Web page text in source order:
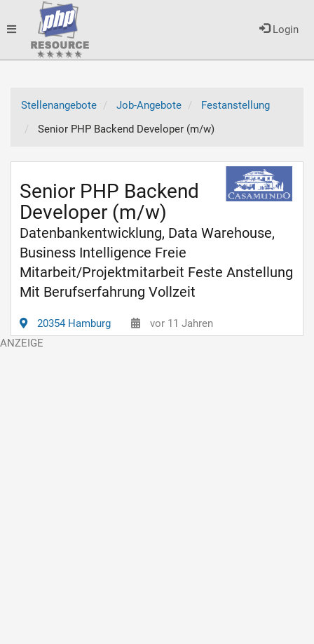
Login
Toggle
Stellenangebote
Job-Angebote
Festanstellung
Senior PHP Backend Developer (m/w)
Senior PHP Backend
Developer (m/w)
Datenbankentwicklung, Data Warehouse,
Business Intelligence Freie
Mitarbeit/Projektmitarbeit Feste Anstellung
Mit Berufserfahrung Vollzeit
20354 Hamburg vor 11 Jahren